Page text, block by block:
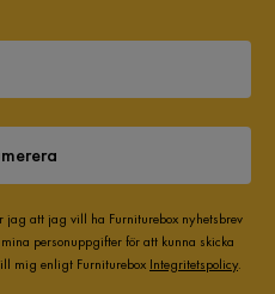
att jag vill ha Furniturebox nyhetsbrev
personuppgifter för att kunna skicka
mig enligt Furniturebox Integritetspolicy.